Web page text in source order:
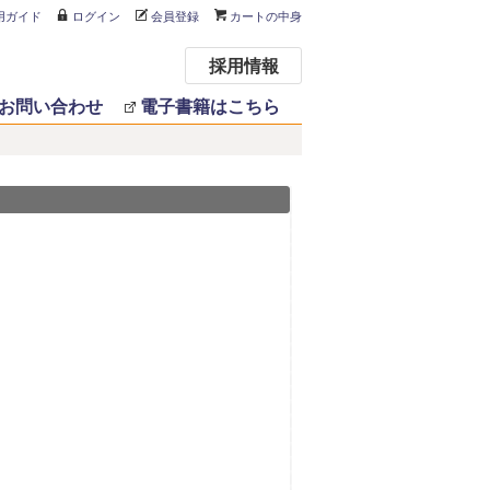
ガイド ログイン 会員登録 カートの中身
お問い合わせ 電子書籍はこちら
採用情報